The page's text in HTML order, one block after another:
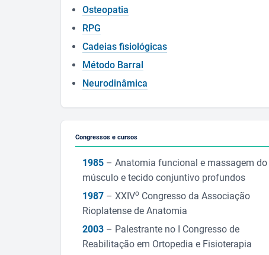
Osteopatia
RPG
Cadeias fisiológicas
Método Barral
Neurodinâmica
Congressos e cursos
1985– Anatomia funcional e massagem do
músculo e tecido conjuntivo profundos
1987– XXIVoCongresso da Associação
Rioplatense de Anatomia
2003– Palestrante no I Congresso de
Reabilitação em Ortopedia e Fisioterapia